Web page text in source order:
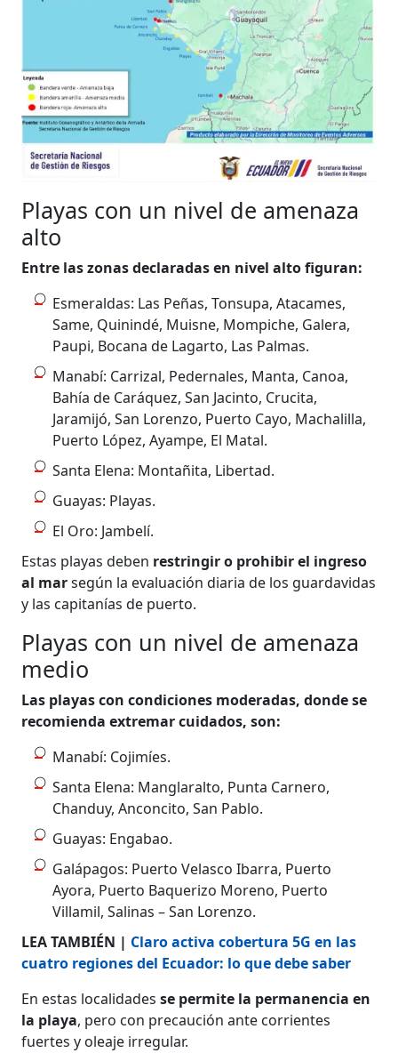
Playas con un nivel de amenaza
alto
Entre las zonas declaradas en nivel alto figuran:
Esmeraldas: Las Peñas, Tonsupa, Atacames,
Same, Quinindé, Muisne, Mompiche, Galera,
Paupi, Bocana de Lagarto, Las Palmas.
Manabí: Carrizal, Pedernales, Manta, Canoa,
Bahía de Caráquez, San Jacinto, Crucita,
Jaramijó, San Lorenzo, Puerto Cayo, Machalilla,
Puerto López, Ayampe, El Matal.
Santa Elena: Montañita, Libertad.
Guayas: Playas.
El Oro: Jambelí.
Estas playas deben restringir o prohibir el ingreso
al marsegún la evaluación diaria de los guardavidas
y las capitanías de puerto.
Playas con un nivel de amenaza
medio
Las playas con condiciones moderadas, donde se
recomienda extremar cuidados, son:
Manabí: Cojimíes.
Santa Elena: Manglaralto, Punta Carnero,
Chanduy, Anconcito, San Pablo.
Guayas: Engabao.
Galápagos: Puerto Velasco Ibarra, Puerto
Ayora, Puerto Baquerizo Moreno, Puerto
Villamil, Salinas – San Lorenzo.
LEA TAMBIÉN | Claro activa cobertura 5G en las
cuatro regiones del Ecuador: lo que debe saber
En estas localidadesse permite la permanencia en
la playa, pero con precaución ante corrientes
fuertes y oleaje irregular.